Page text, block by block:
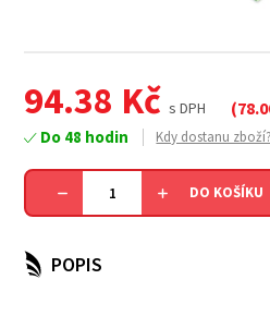
94.38 Kčs DPH (
Do 48 hodin Kdy dostanu zboží?
DO KOŠÍKU
POPIS